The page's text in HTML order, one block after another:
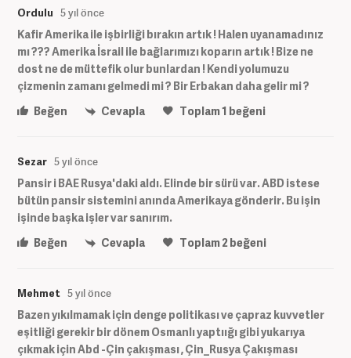
Ordulu 5 yıl önce
Kafir Amerika ile işbirliği bırakın artık ! Halen uyanamadınız
mı ??? Amerika İsrail ile bağlarımızı koparın artık ! Bize ne
dost ne de müttefik olur bunlardan ! Kendi yolumuzu
çizmenin zamanı gelmedi mi ? Bir Erbakan daha gelir mi ?
Beğen
Cevapla Toplam1 beğeni
Sezar 5 yıl önce
Pansir i BAE Rusya'daki aldı. Elinde bir sürü var. ABD istese
bütün pansir sistemini anında Amerikaya gönderir. Bu işin
işinde başka işler var sanırım.
Beğen
Cevapla Toplam2beğeni
Mehmet 5 yıl önce
Bazen yıkılmamak için denge politikası ve çapraz kuvvetler
eşitliği gerekir bir dönem Osmanlı yaptıığı gibi yukarıya
çıkmak için Abd -Çin çakışması , Çin_Rusya Çakışması